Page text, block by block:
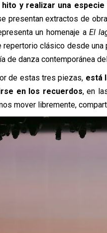
hito y realizar una
presentan extractos de
un homenaje aEl
repertorio clásico desde
de danza contemporánea
de estas tres piezas, está
en los recuerdos, en
mover libremente,